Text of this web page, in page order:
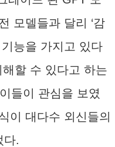
모델들과 달리 ‘감
능을 가지고 있다
할 수 있다고 하는
들이 관심을 보였
이 대다수 외신들의
다.